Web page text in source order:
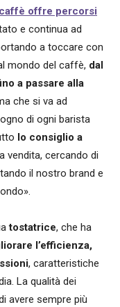
offre percorsi
e continua ad
a toccare con
mondo del caffè, dal
a passare alla
che si va ad
di ogni barista
lo consiglio a
vendita, cercando di
il nostro brand e
tostatrice, che ha
l’efficienza,
, caratteristiche
La qualità dei
avere sempre più